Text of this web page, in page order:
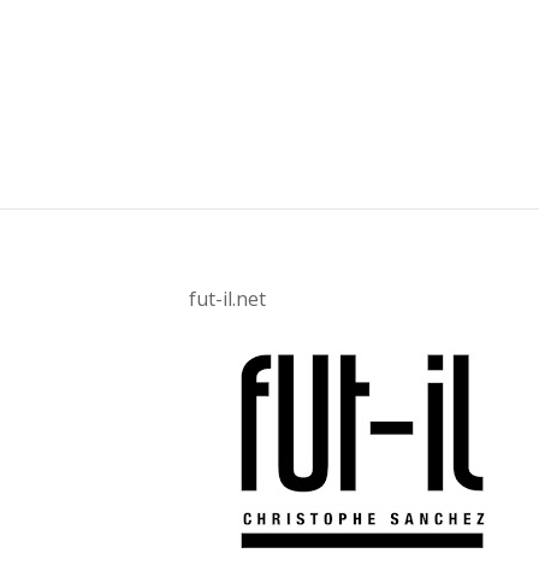
fut-il.net